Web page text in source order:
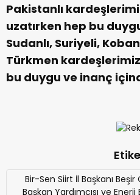
Pakistanlı
uzatırken hep bu
Sudanlı, Suriyeli,
Türkmen
bu duygu ve inanç
Bir-Sen Siirt İl Başkanı
Başkan Yardımcısı ve